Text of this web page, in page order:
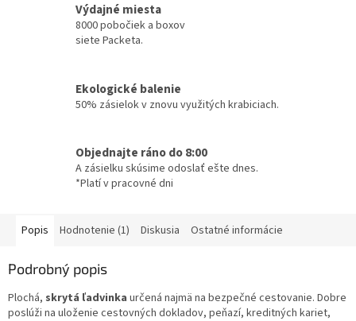
Výdajné miesta
8000 pobočiek a boxov
siete Packeta.
Ekologické balenie
50% zásielok v znovu využitých krabiciach.
Objednajte ráno do 8:00
A zásielku skúsime odoslať ešte dnes.
*Platí v pracovné dni
Popis Hodnotenie (1) Diskusia Ostatné informácie
Podrobný popis
Plochá, skrytá ľadvinka určená najmä na bezpečné cestovanie. Dobre
poslúži na uloženie cestovných dokladov, peňazí, kreditných kariet,